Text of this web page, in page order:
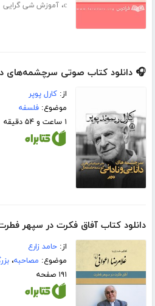
c،آموزش شی گرایی
🎧 دانلود کتاب صوتی سرچشمه‌های
از:کارل پوپر
موضوع:فلسفه
۱ ساعت و ۵۴ دقیقه
دانلود کتاب آفاق فکرت در سپهر
از:حامد زارع
موضوع: مصاحبه،
۱۹۱ صفحه